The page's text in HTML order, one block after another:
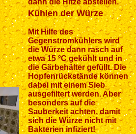
dann die Hitze abstellen.
Kühlen der Würze
Mit Hilfe des
Gegenstromkühlers wird
die Würze dann rasch auf
etwa 15 °C gekühlt und in
die Gärbehälter gefüllt. Die
Hopfenrückstände können
dabei mit einem Sieb
ausgefiltert werden. Aber
besonders auf die
Sauberkeit achten, damit
sich die Würze nicht mit
Bakterien infiziert!